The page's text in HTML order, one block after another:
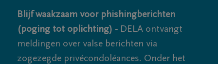
Blijf waakzaam voor phishingberichten
(poging tot oplichting) - DELA ontvangt
meldingen over valse berichten via
zogezegde privécondoléances. Onder het